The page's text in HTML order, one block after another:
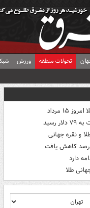
تحولات منطقه ورزش
۱۵ مرداد
رسید
و نقره جهانی
دارد
طلا